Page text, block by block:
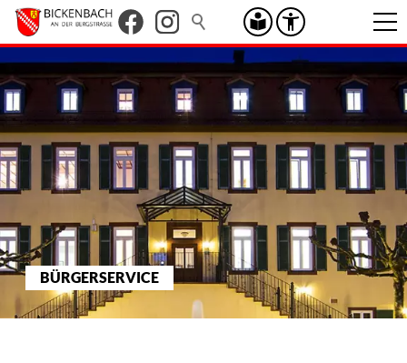
BÜRGERSERVICE